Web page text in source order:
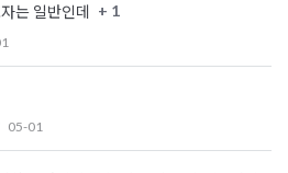
는 일반인데 + 1
05-01